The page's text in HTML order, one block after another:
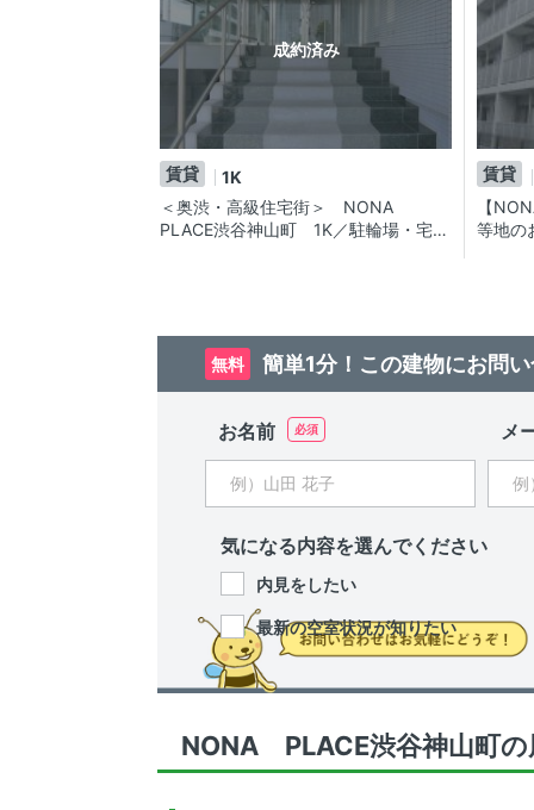
成約済み
賃貸
1K
＜奥渋・高級住宅街＞ NONA
PLACE渋谷神山町 1K／駐輪場・宅配
賃貸
【
等地の
無料 簡単1分！この建物にお問
お名前 メ
気になる内容を選んでください
内見をしたい
最新の空室状況が知りたい
NONA PLACE渋谷神山町の